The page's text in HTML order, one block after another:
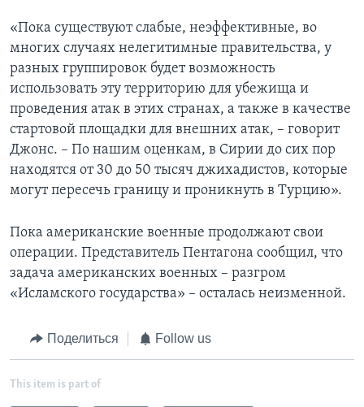
«Пока существуют слабые, неэффективные, во
многих случаях нелегитимные правительства, у
разных группировок будет возможность
использовать эту территорию для убежища и
проведения атак в этих странах, а также в качестве
стартовой площадки для внешних атак, – говорит
Джонс. – По нашим оценкам, в Сирии до сих пор
находятся от 30 до 50 тысяч джихадистов, которые
могут пересечь границу и проникнуть в Турцию».
Пока американские военные продолжают свои
операции. Представитель Пентагона сообщил, что
задача американских военных – разгром
«Исламского государства» – осталась неизменной.
Поделиться Follow us
This item is part of